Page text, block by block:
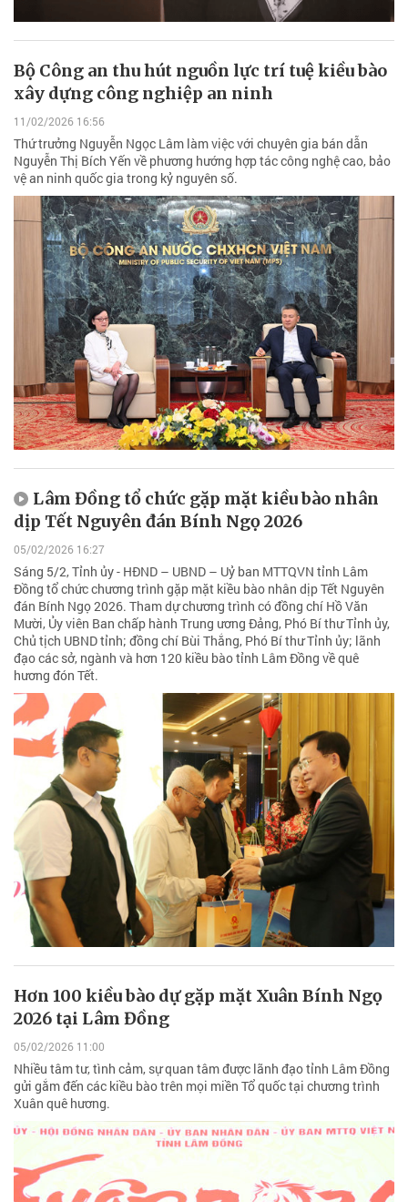
Bộ Công an thu hút nguồn lực trí tuệ kiều bào
xây dựng công nghiệp an ninh
11/02/2026 16:56
Thứ trưởng Nguyễn Ngọc Lâm làm việc với chuyên gia bán dẫn
Nguyễn Thị Bích Yến về phương hướng hợp tác công nghệ cao, bảo
vệ an ninh quốc gia trong kỷ nguyên số.
Lâm Đồng tổ chức gặp mặt kiều bào nhân
dịp Tết Nguyên đán Bính Ngọ 2026
05/02/2026 16:27
Sáng 5/2, Tỉnh ủy - HĐND – UBND – Uỷ ban MTTQVN tỉnh Lâm
Đồng tổ chức chương trình gặp mặt kiều bào nhân dịp Tết Nguyên
đán Bính Ngọ 2026. Tham dự chương trình có đồng chí Hồ Văn
Mười, Ủy viên Ban chấp hành Trung ương Đảng, Phó Bí thư Tỉnh ủy,
Chủ tịch UBND tỉnh; đồng chí Bùi Thắng, Phó Bí thư Tỉnh ủy; lãnh
đạo các sở, ngành và hơn 120 kiều bào tỉnh Lâm Đồng về quê
hương đón Tết.
Hơn 100 kiều bào dự gặp mặt Xuân Bính Ngọ
2026 tại Lâm Đồng
05/02/2026 11:00
Nhiều tâm tư, tình cảm, sự quan tâm được lãnh đạo tỉnh Lâm Đồng
gửi gắm đến các kiều bào trên mọi miền Tổ quốc tại chương trình
Xuân quê hương.